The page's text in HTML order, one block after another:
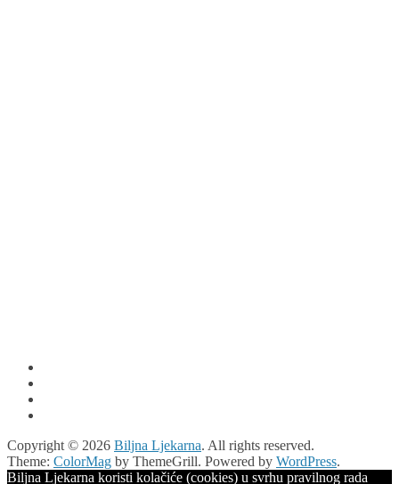
Copyright © 2026 Biljna Ljekarna. All rights reserved.
Theme: ColorMag by ThemeGrill. Powered by WordPress.
Biljna Ljekarna koristi kolačiće (cookies) u svrhu pravilnog rada